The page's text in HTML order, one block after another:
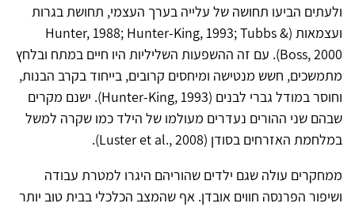
ולעתים הביעו תחושה של עלייה בערך העצמי, תחושת בגרות
ועצמאות (Hunter, 1988; Hunter-King, 1993; Tubbs &
Boss, 2000). עם זה ההשפעות השליליות היו חיים במתח ובלחץ
מתמשכים, חשש מנטישה ומיחסים קרובים, בייחוד בקרב הבנות,
וחוסר במודל גברי לבנים (Hunter-King, 1993). ישנם מקרים
שבהם שני ההורים נעדרים מעולמו של הילד כמו שקרה למשל
במלחמת האזרחים בסודן (Luster et al., 2008).
ממחקרים עולה שגם ילדים שהוריהם היגרו למטרת עבודה
ושיפור הפרנסה חווים אובדן. אף שהמצב הכלכלי בבית טוב יותר